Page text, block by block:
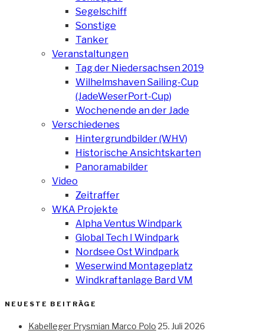
Segelschiff
Sonstige
Tanker
Veranstaltungen
Tag der Niedersachsen 2019
Wilhelmshaven Sailing-Cup
(JadeWeserPort-Cup)
Wochenende an der Jade
Verschiedenes
Hintergrundbilder (WHV)
Historische Ansichtskarten
Panoramabilder
Video
Zeitraffer
WKA Projekte
Alpha Ventus Windpark
Global Tech I Windpark
Nordsee Ost Windpark
Weserwind Montageplatz
Windkraftanlage Bard VM
NEUESTE BEITRÄGE
Kabelleger Prysmian Marco Polo 25. Juli 2026